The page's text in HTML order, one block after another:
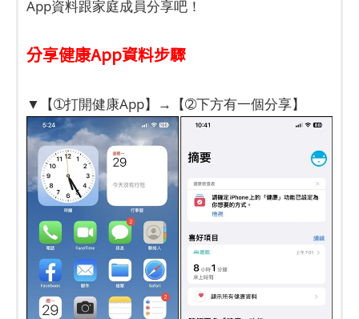
App資料跟家庭成員分享吧！
分享健康App資料步驟
▼【➀打開健康App】→【➁下方有一個分享】